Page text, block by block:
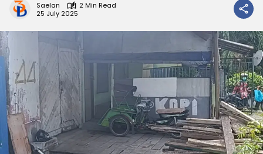
Saelan
2 Min Read
25 July 2025